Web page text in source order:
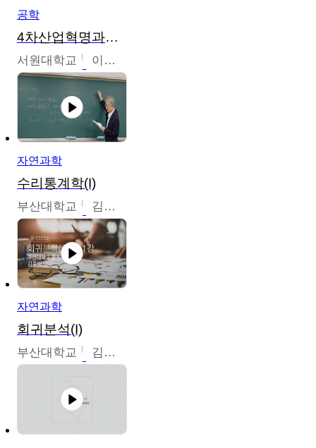
공학
4차산업혁명과우리의미래
서원대학교 이병권
자연과학
수리통계학(I)
부산대학교 김충락
자연과학
회귀분석(I)
부산대학교 김충락